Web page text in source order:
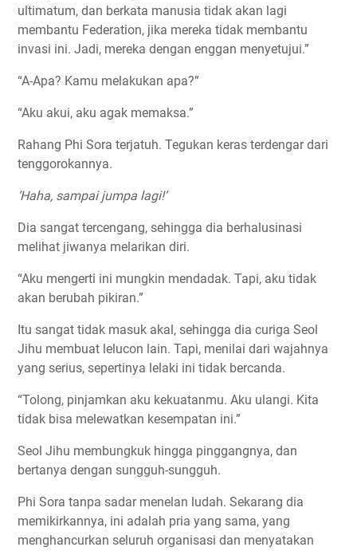
ultimatum, dan berkata manusia tidak akan lagi
membantu Federation, jika mereka tidak membantu
invasi ini. Jadi, mereka dengan enggan menyetujui.”
“A-Apa? Kamu melakukan apa?”
“Aku akui, aku agak memaksa.”
Rahang Phi Sora terjatuh. Tegukan keras terdengar dari
tenggorokannya.
‘Haha, sampai jumpa lagi!’
Dia sangat tercengang, sehingga dia berhalusinasi
melihat jiwanya melarikan diri.
“Aku mengerti ini mungkin mendadak. Tapi, aku tidak
akan berubah pikiran.”
Itu sangat tidak masuk akal, sehingga dia curiga Seol
Jihu membuat lelucon lain. Tapi, menilai dari wajahnya
yang serius, sepertinya lelaki ini tidak bercanda.
“Tolong, pinjamkan aku kekuatanmu. Aku ulangi. Kita
tidak bisa melewatkan kesempatan ini.”
Seol Jihu membungkuk hingga pinggangnya, dan
bertanya dengan sungguh-sungguh.
Phi Sora tanpa sadar menelan ludah. Sekarang dia
memikirkannya, ini adalah pria yang sama, yang
menghancurkan seluruh organisasi dan menyatakan